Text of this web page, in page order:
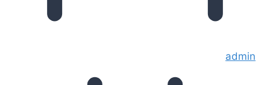
admin